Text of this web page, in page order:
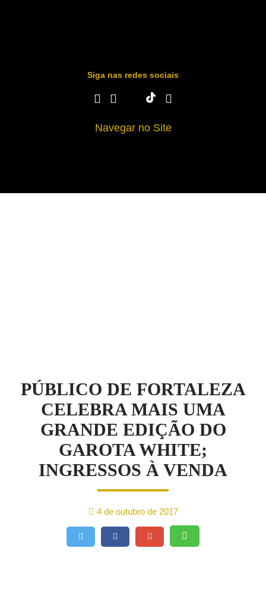
Siga nas redes sociais
Navegar no Site
PÚBLICO DE FORTALEZA
CELEBRA MAIS UMA
GRANDE EDIÇÃO DO
GAROTA WHITE;
INGRESSOS À VENDA
4 de outubro de 2017